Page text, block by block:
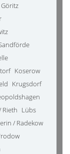
Göritz
Koserow
Krugsdorf
Rieth Lübs
/ Radekow